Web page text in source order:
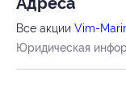
Все акции Vim-
Юридическая